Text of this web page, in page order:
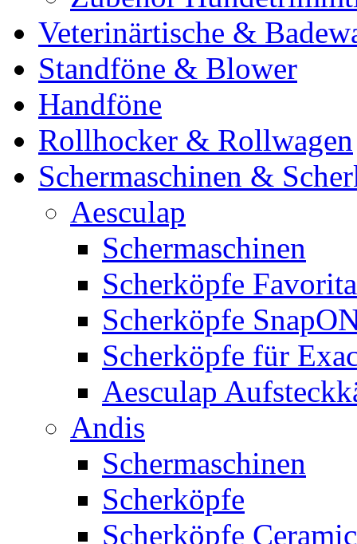
Veterinärtische &
Standföne & Blower
Handföne
Rollhocker & Rollwagen
Schermaschinen &
Aesculap
Schermaschinen
Scherköpfe
Scherköpfe
Scherköpfe für
Aesculap
Andis
Schermaschinen
Scherköpfe
Scherköpfe Ceramic